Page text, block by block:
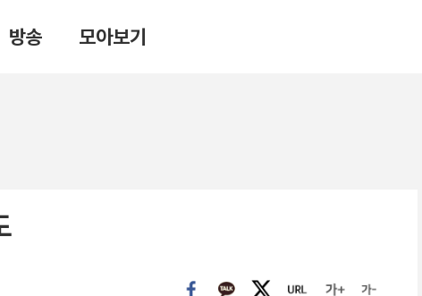
방송 모아보기